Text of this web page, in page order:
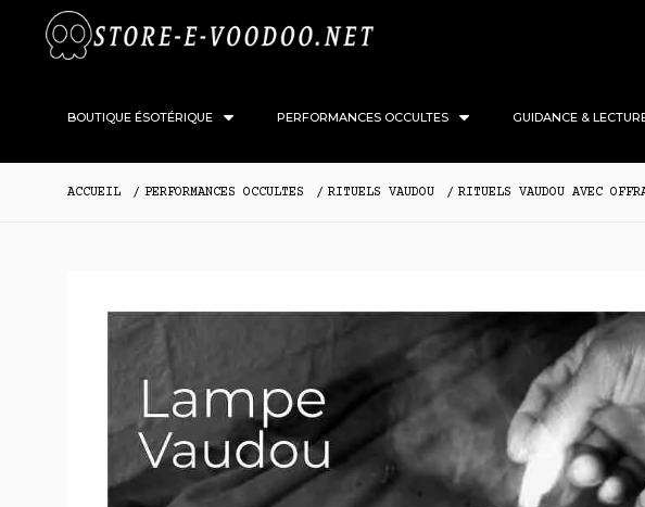
BOUTIQUE ÉSOTÉRIQUE PERFORMANCES OCCULTES GUIDANCE &
ACCUEIL PERFORMANCES OCCULTES RITUELS VAUDOU RITUELS VAUDOU AVEC